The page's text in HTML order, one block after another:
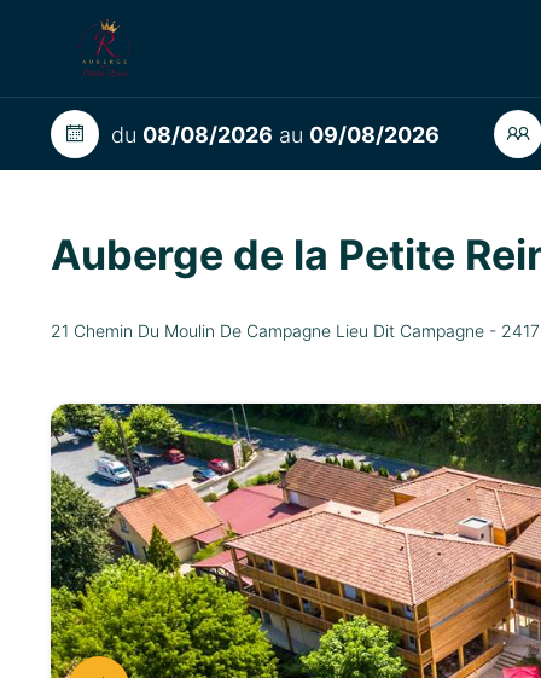
du 08/08/2026 au 09/08/2026
Auberge de la Petite
21 Chemin Du Moulin De Campagne Lieu Dit Campagne -